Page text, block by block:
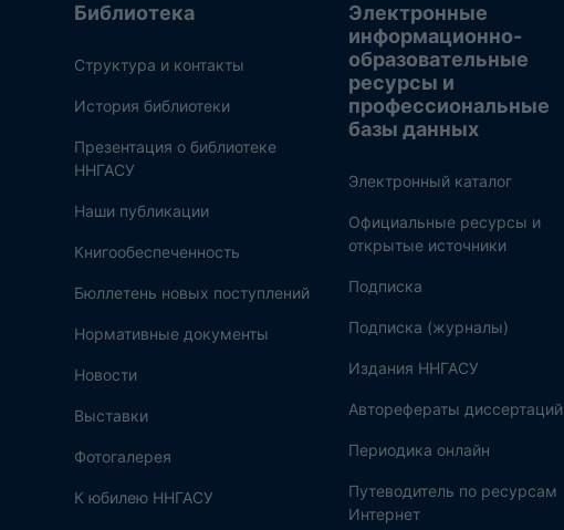
Библиотека
Структура и контакты
История библиотеки
Презентация о библиотеке
ННГАСУ
Наши публикации
Книгообеспеченность
Бюллетень новых поступлений
Нормативные документы
Новости
Выставки
Фотогалерея
К юбилею ННГАСУ
Электронные
информационно-
образовательные
ресурсы и
профессиональные
базы данных
Электронный каталог
Официальные ресурсы и
открытые источники
Подписка
Подписка (журналы)
Издания ННГАСУ
Авторефераты диссертаций
Периодика онлайн
Путеводитель по ресурсам
Интернет